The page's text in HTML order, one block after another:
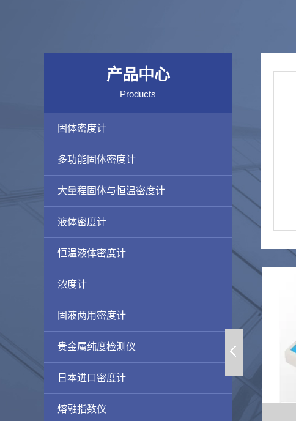
产品中心
Products
固体密度计
多功能固体密度计
大量程固体与恒温密度计
液体密度计
恒温液体密度计
浓度计
固液两用密度计
贵金属纯度检测仪
日本进口密度计
熔融指数仪